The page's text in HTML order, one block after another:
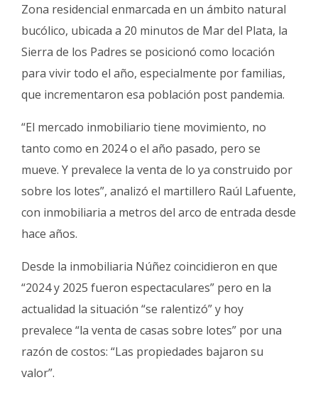
Zona residencial enmarcada en un ámbito natural
bucólico, ubicada a 20 minutos de Mar del Plata, la
Sierra de los Padres se posicionó como locación
para vivir todo el año, especialmente por familias,
que incrementaron esa población post pandemia.
“El mercado inmobiliario tiene movimiento, no
tanto como en 2024 o el año pasado, pero se
mueve. Y prevalece la venta de lo ya construido por
sobre los lotes”, analizó el martillero Raúl Lafuente,
con inmobiliaria a metros del arco de entrada desde
hace años.
Desde la inmobiliaria Núñez coincidieron en que
“2024 y 2025 fueron espectaculares” pero en la
actualidad la situación “se ralentizó” y hoy
prevalece “la venta de casas sobre lotes” por una
razón de costos: “Las propiedades bajaron su
valor”.